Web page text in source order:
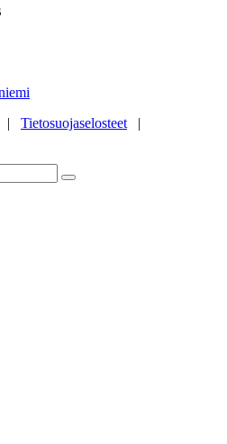
| Tietosuojaselosteet |